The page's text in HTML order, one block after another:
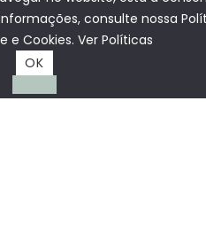
consulte nossa
e Cookies. Ver Políticas
OK